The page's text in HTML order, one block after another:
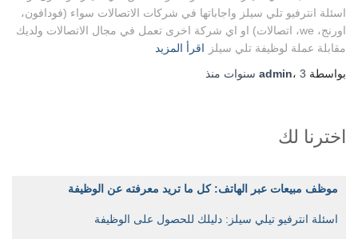
اسئلة انترفيو تلي سيلز واجاباتها في شركات الاتصالات سواء (فودافون،
اورنج، we، اتصالات) او اي شركة اخرى تعمل في مجال الاتصالات ولديك
مقابلة عملة لوظيفة تلي سيلز
اقرأ المزيد
بواسطة
admin، 3 سنوات منذ
اخترنا لك
موظف مبيعات عبر الهاتف: كل ما تريد معرفته عن الوظيفة
اسئلة انترفيو تيلي سيلز: دليلك للحصول على الوظيفة